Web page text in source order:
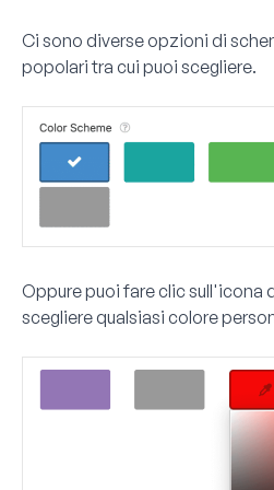
Ci sono diverse opzioni di
popolari tra cui puoi scegliere.
Oppure puoi fare clic sull'icona
scegliere qualsiasi colore